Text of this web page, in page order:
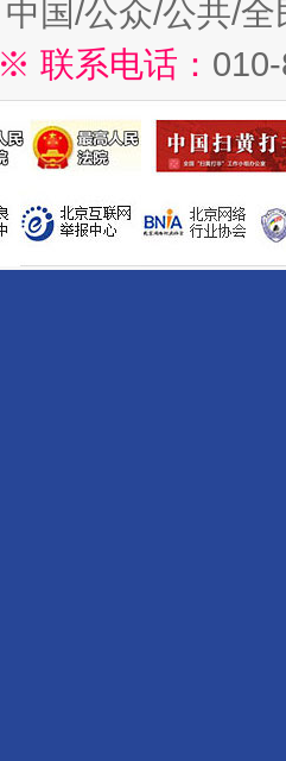
中国/公众/公共/
※ 联系电话：